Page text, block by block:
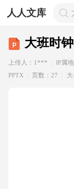
人人文库
大班时
上传人：1*** IP属
PPTX
页数：27